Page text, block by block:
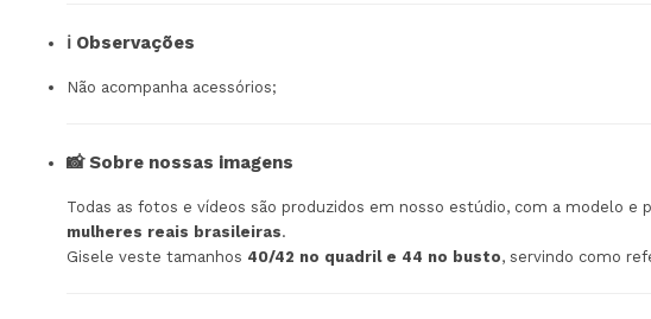
ℹ️ Observações
Não acompanha acessórios;
📸 Sobre nossas imagens
Todas as fotos e vídeos são produzidos em nosso estúdio, com a modelo e
mulheres reais brasileiras.
Gisele veste tamanhos 40/42 no quadril e 44 no busto, servindo como